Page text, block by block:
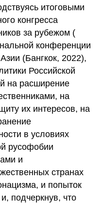
итоговыми
конгресса
за рубежом (
конференции
(Бангкок, 2022),
Российской
на расширение
на
их интересов, на
в условиях
русофобии
и
странах
и попыток
подчеркнув, что